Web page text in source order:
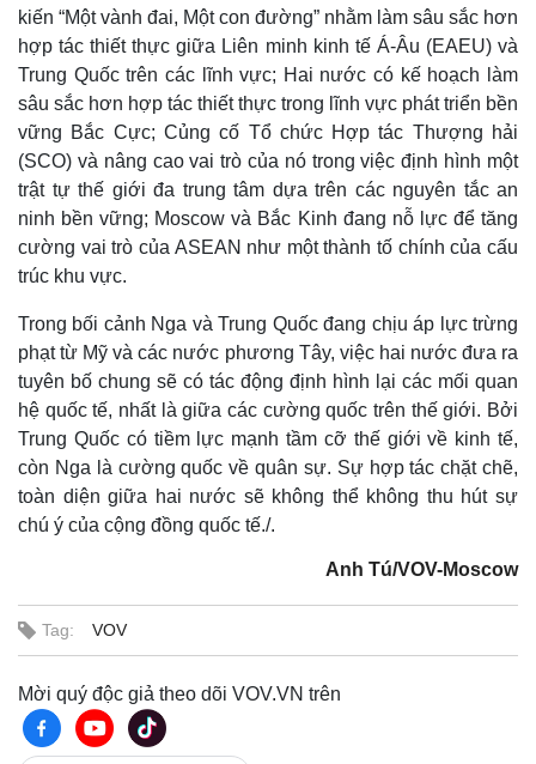
kiến ​​“Một vành đai, Một con đường” nhằm làm sâu sắc hơn
hợp tác thiết thực giữa Liên minh kinh tế Á-Âu (EAEU) và
Trung Quốc trên các lĩnh vực; Hai nước có kế hoạch làm
sâu sắc hơn hợp tác thiết thực trong lĩnh vực phát triển bền
vững Bắc Cực; Củng cố Tổ chức Hợp tác Thượng hải
(SCO) và nâng cao vai trò của nó trong việc định hình một
trật tự thế giới đa trung tâm dựa trên các nguyên tắc an
ninh bền vững; Moscow và Bắc Kinh đang nỗ lực để tăng
cường vai trò của ASEAN như một thành tố chính của cấu
trúc khu vực.
Trong bối cảnh Nga và Trung Quốc đang chịu áp lực trừng
phạt từ Mỹ và các nước phương Tây, việc hai nước đưa ra
tuyên bố chung sẽ có tác động định hình lại các mối quan
hệ quốc tế, nhất là giữa các cường quốc trên thế giới. Bởi
Trung Quốc có tiềm lực mạnh tầm cỡ thế giới về kinh tế,
còn Nga là cường quốc về quân sự. Sự hợp tác chặt chẽ,
toàn diện giữa hai nước sẽ không thể không thu hút sự
chú ý của cộng đồng quốc tế./.
Anh Tú/VOV-Moscow
Tag: VOV
Mời quý độc giả theo dõi VOV.VN trên